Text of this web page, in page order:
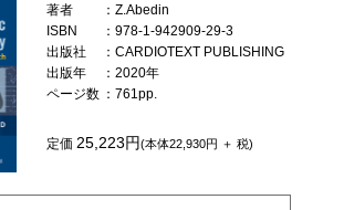
著者
：Z.Abedin
ISBN
：978-1-942909-29-3
出版社
：CARDIOTEXT PUBLISHING
出版年
：2020年
ページ数 ：761pp.
定価 25,223円(本体22,930円 ＋ 税)